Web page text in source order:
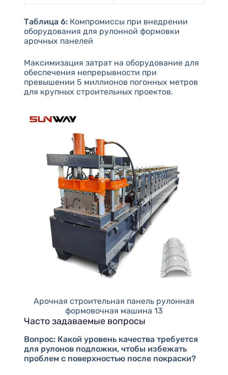
Таблица 6:Компромиссы при внедрении
оборудования для рулонной формовки
арочных панелей
Максимизация затрат на оборудование для
обеспечения непрерывности при
превышении 5 миллионов погонных метров
для крупных строительных проектов.
Арочная строительная панель рулонная
формовочная машина 13
Часто задаваемые вопросы
Вопрос: Какой уровень качества требуется
для рулонов подложки, чтобы избежать
проблем с поверхностью после покраски?